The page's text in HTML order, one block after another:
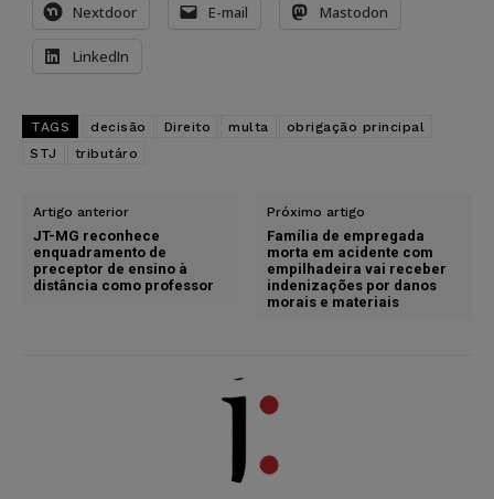
Nextdoor E-mail Mastodon
LinkedIn
TAGS decisão Direito multa
obrigação principal
STJ
tributáro
Artigo anterior
JT-MG reconhece
enquadramento de
preceptor de ensino à
distância como professor
Próximo artigo
Família de empregada
morta em acidente com
empilhadeira vai receber
indenizações por danos
morais e materiais